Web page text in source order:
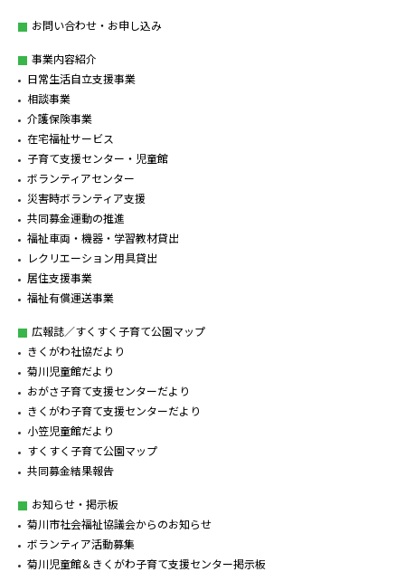
お問い合わせ・お申し込み
事業内容紹介
日常生活自立支援事業
相談事業
介護保険事業
在宅福祉サービス
子育て支援センター・児童館
ボランティアセンター
災害時ボランティア支援
共同募金運動の推進
福祉車両・機器・学習教材貸出
レクリエーション用具貸出
居住支援事業
福祉有償運送事業
広報誌／すくすく子育て公園マップ
きくがわ社協だより
菊川児童館だより
おがさ子育て支援センターだより
きくがわ子育て支援センターだより
小笠児童館だより
すくすく子育て公園マップ
共同募金結果報告
お知らせ・掲示板
菊川市社会福祉協議会からのお知らせ
ボランティア活動募集
菊川児童館＆きくがわ子育て支援センター掲示板